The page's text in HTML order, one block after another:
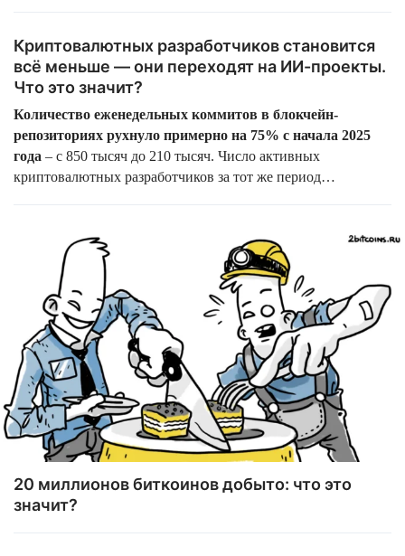
Криптовалютных разработчиков становится
всё меньше — они переходят на ИИ-проекты.
Что это значит?
Количество еженедельных коммитов в блокчейн-
репозиториях рухнуло примерно на 75% с начала 2025
года – с 850 тысяч до 210 тысяч. Число активных
криптовалютных разработчиков за тот же период
связанные с искусственным интеллектом.
20 миллионов биткоинов добыто: что это
значит?